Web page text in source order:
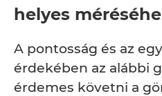
helyes
A pontosság és az
érdekében az alábbi
érdemes követni a